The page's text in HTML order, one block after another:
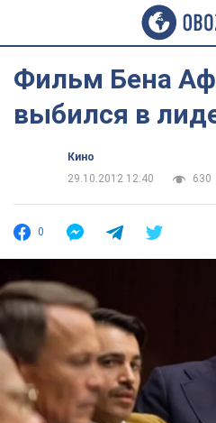
Фильм Бена
выбился в
Кино
29.10.2012 12:40
630
0